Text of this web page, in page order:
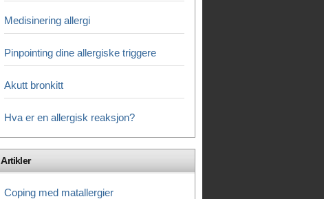
Medisinering allergi
Pinpointing dine allergiske triggere
Akutt bronkitt
Hva er en allergisk reaksjon?
Artikler
Coping med matallergier